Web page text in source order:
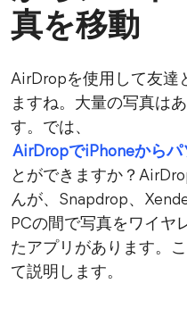
真を移動
AirDropを使用して友達
ますね。大量の写真は
す。では、
AirDropでiPhoneから
とができますか？
んが、Snapdrop、
PCの間で写真をワイヤ
たアプリがあります。
て説明します。